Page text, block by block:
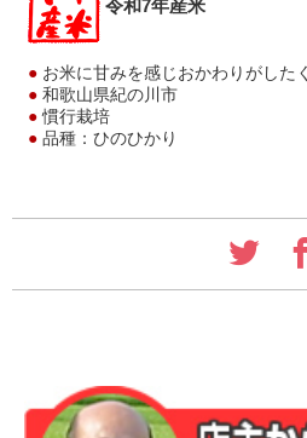
令和7年産米
● お米に甘みを感じおかわりがした
● 和歌山県紀の川市
●慣行栽培
● 品種：ひのひかり